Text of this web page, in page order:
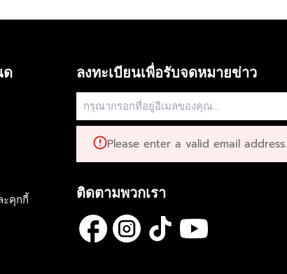
ด
ะคุกกี้
ลงทะเบียนเพื่อรับจดหมายข่าว
Please enter a valid email address.
ติดตามพวกเรา